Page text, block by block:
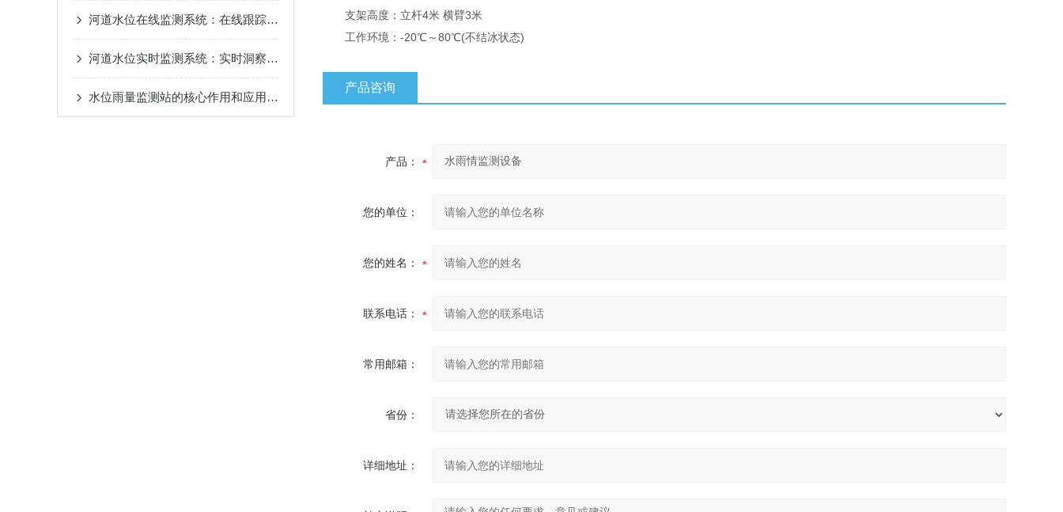
河道水位在线监测系统：在线跟踪河道水位，保障河道水安全
河道水位实时监测系统：实时洞察水位，为水生态保驾护航
水位雨量监测站的核心作用和应用场景
支架高度：立杆4米 横臂3米
工作环境：-20℃～80℃(不结冰状态)
产品咨询
产品：
您的单位：
您的姓名：
联系电话：
常用邮箱：
省份：
详细地址：